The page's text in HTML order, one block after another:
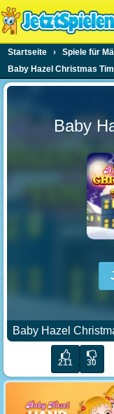
Startseite › Spiele für
Baby Hazel Christmas
Baby
Baby Hazel
211 30